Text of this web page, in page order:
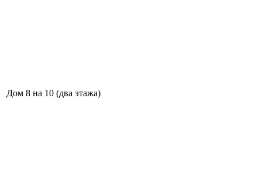
Дом 8 на 10 (два этажа)